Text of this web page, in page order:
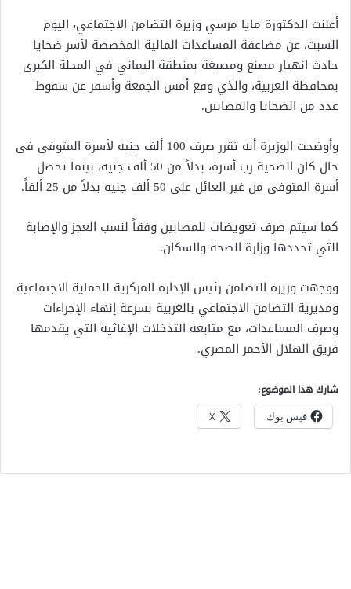
أعلنت الدكتورة مايا مرسي وزيرة التضامن الاجتماعي، اليوم
السبت، عن مضاعفة المساعدات المالية المخصصة لأسر ضحايا
حادث انهيار مصنع ومصبغة بمنطقة اليماني في المحلة الكبرى
بمحافظة الغربية، والذي وقع أمس الجمعة وأسفر عن سقوط
عدد من الضحايا والمصابين.
وأوضحت الوزيرة أنه تقرر صرف 100 ألف جنيه لأسرة المتوفى في
حال كان الضحية رب أسرة، بدلاً من 50 ألف جنيه، بينما تحصل
أسرة المتوفى من غير العائل على 50 ألف جنيه بدلاً من 25 ألفاً.
كما سيتم صرف تعويضات للمصابين وفقاً لنسب العجز والإصابة
التي تحددها وزارة الصحة والسكان.
ووجهت وزيرة التضامن رئيس الإدارة المركزية للحماية الاجتماعية
ومديرية التضامن الاجتماعي بالغربية بسرعة إنهاء الإجراءات
وصرف المساعدات، مع متابعة التدخلات الإغاثية التي يقدمها
فريق الهلال الأحمر المصري.
شارك هذا الموضوع:
فيس بوك X